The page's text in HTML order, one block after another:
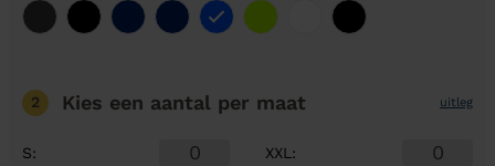
2 Kies een aantal per maat uitleg
S: XXL :